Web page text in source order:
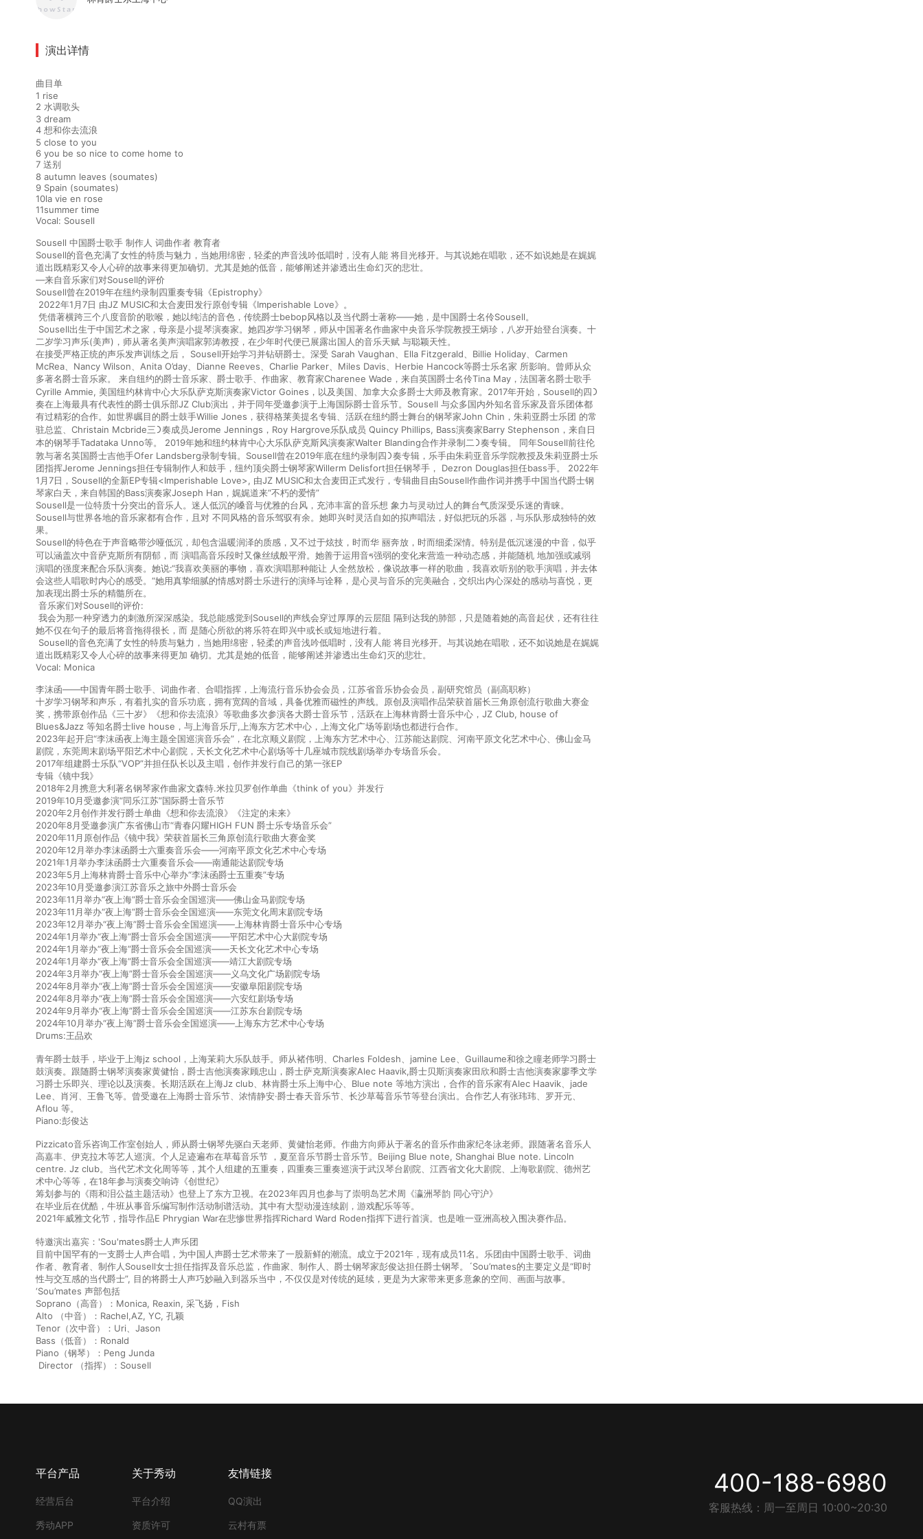
演出详情
曲目单
1 rise
2 水调歌头
3 dream
4 想和你去流浪
5 close to you
6 you be so nice to come home to
7 送别
8 autumn leaves (soumates)
9 Spain (soumates)
10la vie en rose
11summer time
Vocal: Sousell
Sousell 中国爵士歌手 制作人 词曲作者 教育者
Sousell的⾳⾊充满了⼥性的特质与魅⼒，当她⽤绵密，轻柔的声⾳浅吟低唱时，没有⼈能 将⽬光移开。与其说她在唱歌，还不如说她是在娓娓
道出既精彩⼜令⼈⼼碎的故事来得更加确切。尤其是她的低⾳，能够阐述并渗透出⽣命幻灭的悲壮。
—来自音乐家们对Sousell的评价
Sousell曾在2019年在纽约录制四重奏专辑《Epistrophy》
2022年1⽉7⽇ 由JZ MUSIC和太合⻨⽥发⾏原创专辑《Imperishable Love》。
凭借著横跨三个⼋度⾳阶的歌喉，她以纯洁的⾳⾊，传统爵⼠bebop⻛格以及当代爵⼠著称——她，是中国爵⼠名伶Sousell。
Sousell出⽣于中国艺术之家，⺟亲是⼩提琴演奏家。她四岁学习钢琴，师从中国著名作曲家中央⾳乐学院教授王炳珍，⼋岁开始登台演奏。⼗
⼆岁学习声乐(美声)，师从著名美声演唱家郭涛教授，在少年时代便已展露出国⼈的⾳乐天赋 与聪颖天性。
在接受严格正统的声乐发声训练之后， Sousell开始学习并钻研爵⼠。深受 Sarah Vaughan、Ella Fitzgerald、Billie Holiday、Carmen
McRea、Nancy Wilson、Anita O’day、Dianne Reeves、Charlie Parker、Miles Davis、Herbie Hancock等爵⼠乐名家 所影响。曾师从众
多著名爵⼠⾳乐家。 来⾃纽约的爵⼠⾳乐家、爵⼠歌⼿、作曲家、教育家Charenee Wade，来⾃英国爵⼠名伶Tina May，法国著名爵⼠歌⼿
Cyrille Ammie, 美国纽约林肯中⼼⼤乐队萨克斯演奏家Victor Goines，以及美国、加拿⼤众多爵⼠⼤师及教育家。2017年开始，Sousell的四᯿
奏在上海最具有代表性的爵⼠俱乐部JZ Club演出，并于同年受邀参演于上海国际爵⼠⾳乐节。Sousell 与众多国内外知名⾳乐家及⾳乐团体都
有过精彩的合作。如世界瞩⽬的爵⼠⿎⼿Willie Jones，获得格莱美提名专辑、活跃在纽约爵⼠舞台的钢琴家John Chin，朱莉亚爵⼠乐团 的常
驻总监、Christain Mcbride三᯿奏成员Jerome Jennings，Roy Hargrove乐队成员 Quincy Phillips, Bass演奏家Barry Stephenson，来⾃⽇
本的钢琴⼿Tadataka Unno等。 2019年她和纽约林肯中⼼⼤乐队萨克斯⻛演奏家Walter Blanding合作并录制⼆᯿奏专辑。 同年Sousell前往伦
敦与著名英国爵⼠吉他⼿Ofer Landsberg录制专辑。Sousell曾在2019年底在纽约录制四᯿奏专辑，乐⼿由朱莉亚⾳乐学院教授及朱莉亚爵⼠乐
团指挥Jerome Jennings担任专辑制作⼈和⿎⼿，纽约顶尖爵⼠钢琴家Willerm Delisfort担任钢琴⼿， Dezron Douglas担任bass⼿。 2022年
1⽉7⽇，Sousell的全新EP专辑<Imperishable Love>, 由JZ MUSIC和太合⻨⽥正式发⾏，专辑曲⽬由Sousell作曲作词并携⼿中国当代爵⼠钢
琴家⽩天，来⾃韩国的Bass演奏家Joseph Han，娓娓道来“不朽的爱情”
Sousell是⼀位特质⼗分突出的⾳乐⼈。迷⼈低沉的嗓⾳与优雅的台⻛，充沛丰富的⾳乐想 象⼒与灵动过⼈的舞台⽓质深受乐迷的⻘睐。
Sousell与世界各地的⾳乐家都有合作，且对 不同⻛格的⾳乐驾驭有余。她即兴时灵活⾃如的拟声唱法，好似把玩的乐器，与乐队形成独特的效
果。
Sousell的特⾊在于声⾳略带沙哑低沉，却包含温暖润泽的质感，⼜不过于炫技，时⽽华 丽奔放，时⽽细柔深情。特别是低沉迷漫的中⾳，似乎
可以涵盖次中⾳萨克斯所有阴郁，⽽ 演唱⾼⾳乐段时⼜像丝绒般平滑。她善于运⽤⾳ᰁ强弱的变化来营造⼀种动态感，并能随机 地加强或减弱
演唱的强度来配合乐队演奏。她说:“我喜欢美丽的事物，喜欢演唱那种能让 ⼈全然放松，像说故事⼀样的歌曲，我喜欢听别的歌⼿演唱，并去体
会这些⼈唱歌时内⼼的感受。“她⽤真挚细腻的情感对爵⼠乐进⾏的演绎与诠释，是⼼灵与⾳乐的完美融合，交织出内⼼深处的感动与喜悦，更
加表现出爵⼠乐的精髓所在。
⾳乐家们对Sousell的评价:
我会为那⼀种穿透⼒的刺激所深深感染。我总能感觉到Sousell的声线会穿过厚厚的云层阻 隔到达我的肺部，只是随着她的⾼⾳起伏，还有往往
她不仅在句⼦的最后将⾳拖得很⻓，⽽ 是随⼼所欲的将乐符在即兴中或⻓或短地进⾏着。
Sousell的⾳⾊充满了⼥性的特质与魅⼒，当她⽤绵密，轻柔的声⾳浅吟低唱时，没有⼈能 将⽬光移开。与其说她在唱歌，还不如说她是在娓娓
道出既精彩⼜令⼈⼼碎的故事来得更加 确切。尤其是她的低⾳，能够阐述并渗透出⽣命幻灭的悲壮。
Vocal: Monica
李沫函——中国青年爵士歌手、词曲作者、合唱指挥，上海流行音乐协会会员，江苏省音乐协会会员，副研究馆员（副高职称）
十岁学习钢琴和声乐，有着扎实的音乐功底，拥有宽阔的音域，具备优雅而磁性的声线。原创及演唱作品荣获首届长三角原创流行歌曲大赛金
奖，携带原创作品《三十岁》《想和你去流浪》等歌曲多次参演各大爵士音乐节，活跃在上海林肯爵士音乐中心，JZ Club, house of
Blues&Jazz 等知名爵士live house，与上海音乐厅,上海东方艺术中心，上海文化广场等剧场也都进行合作。
2023年起开启“李沫函夜上海主题全国巡演音乐会”，在北京顺义剧院，上海东方艺术中心、江苏能达剧院、河南平原文化艺术中心、佛山金马
剧院，东莞周末剧场平阳艺术中心剧院，天长文化艺术中心剧场等十几座城市院线剧场举办专场音乐会。
2017年组建爵士乐队“VOP”并担任队长以及主唱，创作并发行自己的第一张EP
专辑《镜中我》
2018年2月携意大利著名钢琴家作曲家文森特.米拉贝罗创作单曲《think of you》并发行
2019年10月受邀参演“同乐江苏”国际爵士音乐节
2020年2月创作并发行爵士单曲《想和你去流浪》《注定的未来》
2020年8月受邀参演广东省佛山市“青春闪耀HIGH FUN 爵士乐专场音乐会”
2020年11月原创作品《镜中我》荣获首届长三角原创流行歌曲大赛金奖
2020年12月举办李沫函爵士六重奏音乐会——河南平原文化艺术中心专场
2021年1月举办李沫函爵士六重奏音乐会——南通能达剧院专场
2023年5月上海林肯爵士音乐中心举办“李沫函爵士五重奏”专场
2023年10月受邀参演江苏音乐之旅中外爵士音乐会
2023年11月举办“夜上海”爵士音乐会全国巡演——佛山金马剧院专场
2023年11月举办“夜上海”爵士音乐会全国巡演——东莞文化周末剧院专场
2023年12月举办“夜上海”爵士音乐会全国巡演——上海林肯爵士音乐中心专场
2024年1月举办“夜上海”爵士音乐会全国巡演——平阳艺术中心大剧院专场
2024年1月举办“夜上海”爵士音乐会全国巡演——天长文化艺术中心专场
2024年1月举办“夜上海”爵士音乐会全国巡演——靖江大剧院专场
2024年3月举办“夜上海”爵士音乐会全国巡演——义乌文化广场剧院专场
2024年8月举办“夜上海”爵士音乐会全国巡演——安徽阜阳剧院专场
2024年8月举办“夜上海”爵士音乐会全国巡演——六安红剧场专场
2024年9月举办“夜上海”爵士音乐会全国巡演——江苏东台剧院专场
2024年10月举办“夜上海”爵士音乐会全国巡演——上海东方艺术中心专场
Drums:王品欢
青年爵士鼓手，毕业于上海jz school，上海茉莉大乐队鼓手。师从褚伟明、Charles Foldesh、jamine Lee、Guillaume和徐之瞳老师学习爵士
鼓演奏。跟随爵士钢琴演奏家黄健怡，爵士吉他演奏家顾忠山，爵士萨克斯演奏家Alec Haavik,爵士贝斯演奏家田欣和爵士吉他演奏家廖季文学
习爵士乐即兴、理论以及演奏。长期活跃在上海Jz club、林肯爵士乐上海中心、Blue note 等地方演出，合作的音乐家有Alec Haavik、jade
Lee、肖河、王鲁飞等。曾受邀在上海爵士音乐节、浓情静安·爵士春天音乐节、长沙草莓音乐节等登台演出。合作艺人有张玮玮、罗开元、
Aflou 等。
Piano:彭俊达
Pizzicato音乐咨询工作室创始人，师从爵士钢琴先驱白天老师、黄健怡老师。作曲方向师从于著名的音乐作曲家纪冬泳老师。跟随著名音乐人
高嘉丰、伊克拉木等艺人巡演。个人足迹遍布在草莓音乐节 ，夏至音乐节爵士音乐节。Beijing Blue note, Shanghai Blue note. Lincoln
centre. Jz club。当代艺术文化周等等，其个人组建的五重奏，四重奏三重奏巡演于武汉琴台剧院、江西省文化大剧院、上海歌剧院、德州艺
术中心等等，在18年参与演奏交响诗《创世纪》
筹划参与的《雨和泪公益主题活动》也登上了东方卫视。在2023年四月也参与了崇明岛艺术周《瀛洲琴韵 同心守沪》
在毕业后在优酷，牛班从事音乐编写制作活动制谱活动。其中有大型动漫连续剧，游戏配乐等等。
2021年威雅文化节，指导作品E Phrygian War在悲惨世界指挥Richard Ward Roden指挥下进行首演。也是唯一亚洲高校入围决赛作品。
特邀演出嘉宾：'Sou'mates爵士人声乐团
目前中国罕有的一支爵士人声合唱，为中国人声爵士艺术带来了一股新鲜的潮流。成立于2021年，现有成员11名。乐团由中国爵士歌手、词曲
作者、教育者、制作人Sousell女士担任指挥及音乐总监，作曲家、制作人、爵士钢琴家彭俊达担任爵士钢琴。´Sou’mates的主要定义是“即时
性与交互感的当代爵士”, 目的将爵士人声巧妙融入到器乐当中，不仅仅是对传统的延续，更是为大家带来更多意象的空间、画面与故事。
‘Sou’mates 声部包括
Soprano（高音）：Monica, Reaxin, 采飞扬，Fish
Alto （中音）：Rachel,AZ, YC, 孔颖
Tenor（次中音）：Uri、Jason
Bass（低音）：Ronald
Piano（钢琴）：Peng Junda
Director （指挥）：Sousell
平台产品
经营后台
秀动APP
关于秀动
平台介绍
资质许可
友情链接
QQ演出
云村有票
400-188-6980
客服热线：周一至周日 10:00~20:30